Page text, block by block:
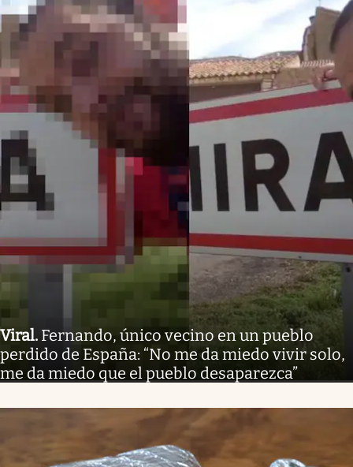
Viral. Fernando, único vecino en un pueblo
perdido de España: “No me da miedo vivir solo,
me da miedo que el pueblo desaparezca”